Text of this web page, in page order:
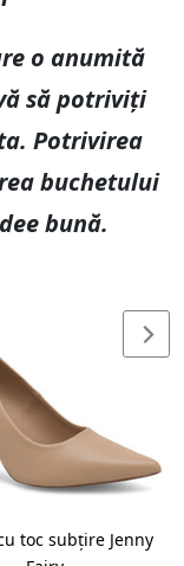
o anumită
să potriviți
Potrivirea
buchetului
bună.
toc subțire Jenny